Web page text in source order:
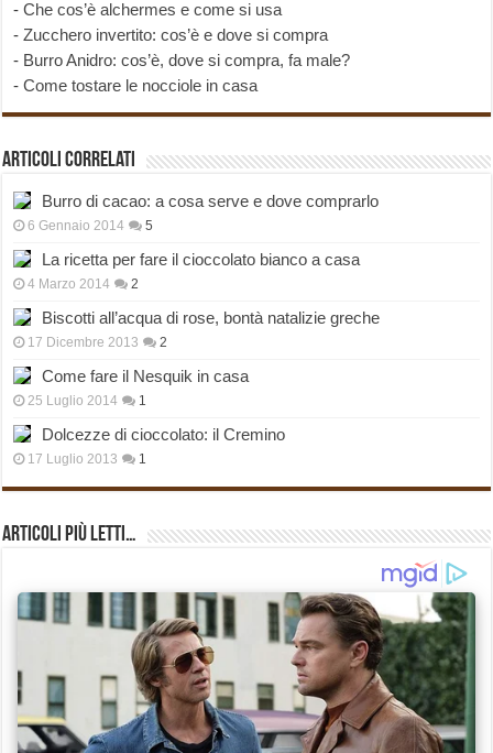
-Che cos’è alchermes e come si usa
-Zucchero invertito: cos’è e dove si compra
- Burro Anidro: cos’è, dove si compra, fa male?
-Come tostare le nocciole in casa
Articoli correlati
Burro di cacao: a cosa serve e dove comprarlo
6 Gennaio 2014 5
La ricetta per fare il cioccolato bianco a casa
4 Marzo 2014 2
Biscotti all’acqua di rose, bontà natalizie greche
17 Dicembre 2013 2
Come fare il Nesquik in casa
25 Luglio 2014 1
Dolcezze di cioccolato: il Cremino
17 Luglio 2013 1
Articoli più Letti…